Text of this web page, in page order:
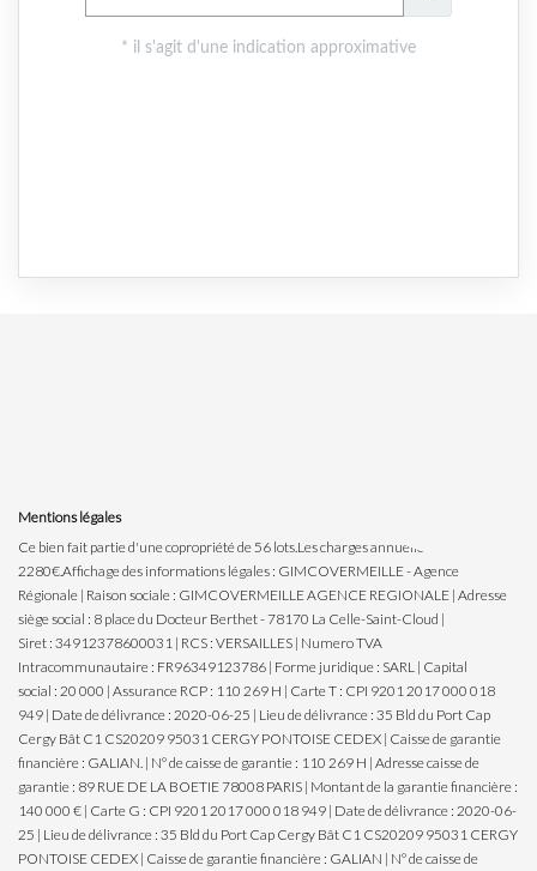
Mentions légales
Ce bien fait partie d'une copropriété de 56 lots.Les charges annuelles sont de
2280€.Affichage des informations légales : GIMCOVERMEILLE - Agence
Régionale | Raison sociale : GIMCOVERMEILLE AGENCE REGIONALE | Adresse
siège social : 8 place du Docteur Berthet - 78170 La Celle-Saint-Cloud |
Siret : 34912378600031 | RCS : VERSAILLES | Numero TVA
Intracommunautaire : FR96349123786 | Forme juridique : SARL | Capital
social : 20 000 | Assurance RCP : 110 269 H | Carte T : CPI 9201 2017 000 018
949 | Date de délivrance : 2020-06-25 | Lieu de délivrance : 35 Bld du Port Cap
Cergy Bât C1 CS20209 95031 CERGY PONTOISE CEDEX | Caisse de garantie
financière : GALIAN. | N° de caisse de garantie : 110 269 H | Adresse caisse de
garantie : 89 RUE DE LA BOETIE 78008 PARIS | Montant de la garantie financière :
140 000 € | Carte G : CPI 9201 2017 000 018 949 | Date de délivrance : 2020-06-
25 | Lieu de délivrance : 35 Bld du Port Cap Cergy Bât C1 CS20209 95031 CERGY
PONTOISE CEDEX | Caisse de garantie financière : GALIAN | N° de caisse de